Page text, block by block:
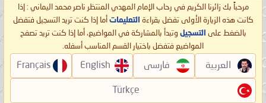
مرحباً بك زائرنا الكريم في رحاب الإمام المهدي المنتظر ناصر محمد اليماني : إذا
كانت هذه الزيارة الأولى تفضل بقراءة التعليمات أما إذا كنت تريد التسجيل فتفضل
بالضغط على التسجيل وتبدأ بالمشاركة في المواضيع، أما إذا كنت تريد تصفح
المواضيع فتفضل باختيار القسم المناسب أسفله.
العربية فارسی English
Français
Türkçe